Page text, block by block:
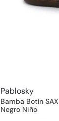
Pablosky
Bamba Botín
Negro Niño